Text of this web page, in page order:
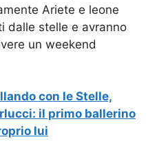
Ariete e leone
dalle stelle e avranno
un weekend
con le Stelle,
il primo ballerino
lui